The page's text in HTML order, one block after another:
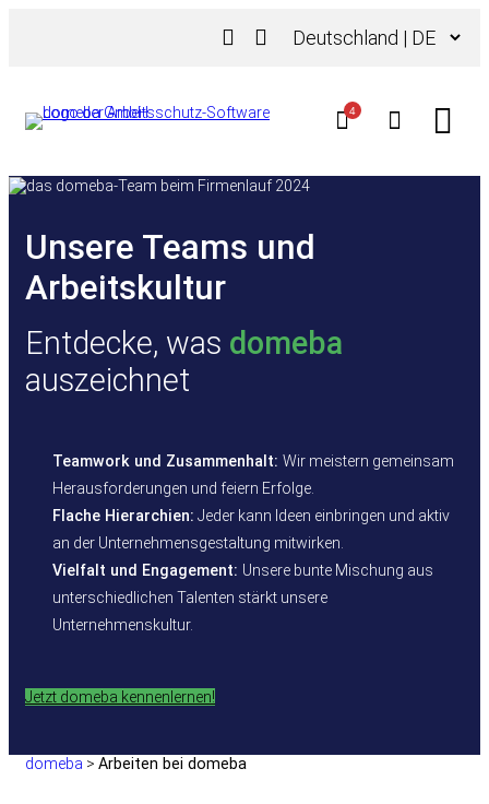
auswählen
4
Unsere Teams und
Arbeitskultur
Entdecke, was domeba
auszeichnet
Teamwork und Zusammenhalt: Wir meistern gemeinsam
Herausforderungen und feiern Erfolge.
Flache Hierarchien: Jeder kann Ideen einbringen und aktiv
an der Unternehmensgestaltung mitwirken.
Vielfalt und Engagement: Unsere bunte Mischung aus
unterschiedlichen Talenten stärkt unsere
Unternehmenskultur.
Jetzt domeba kennenlernen!
domeba > Arbeiten bei domeba